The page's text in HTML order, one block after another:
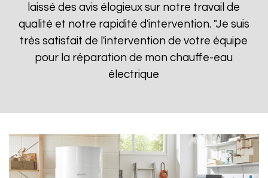
laissé des avis élogieux sur notre travail de
qualité et notre rapidité d'intervention. "Je suis
très satisfait de l'intervention de votre équipe
pour la réparation de mon chauffe-eau
électrique